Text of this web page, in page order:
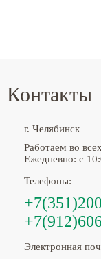
Контакты
г. Челябинск
Работаем во
Ежедневно: с
Телефоны:
Электронная